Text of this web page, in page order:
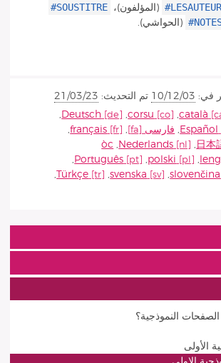
(المؤلفون)، #SOUSTITRE
(الحواشي).
في: 10/12/03 تم التحديث: 21/03/23
català
,
corsu
,
Deutsch
Español فارسى français
,
日本
Nederlands
òc
polski
Português
slovenčina
,
svenska
,
Türkçe
,
النموذجية؟
الأولى